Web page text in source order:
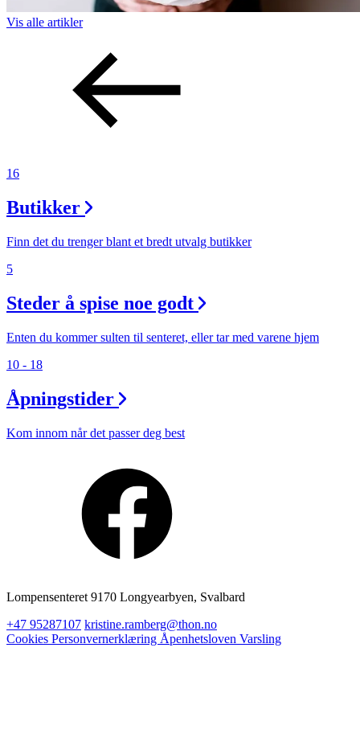
Vis alle artikler
16
Butikker
Finn det du trenger blant et bredt utvalg butikker
5
Steder å spise noe godt
Enten du kommer sulten til senteret, eller tar med varene hjem
10 - 18
Åpningstider
Kom innom når det passer deg best
Lompensenteret 9170 Longyearbyen, Svalbard
+47 95287107 kristine.ramberg@thon.no
Cookies Personvernerklæring Åpenhetsloven Varsling